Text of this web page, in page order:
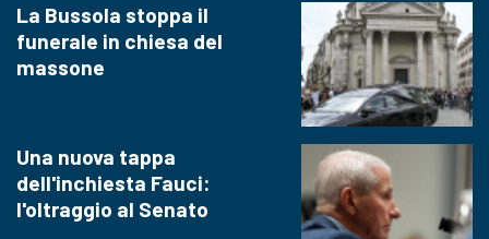
La Bussola stoppa il
funerale in chiesa del
massone
Una nuova tappa
dell'inchiesta Fauci:
l'oltraggio al Senato